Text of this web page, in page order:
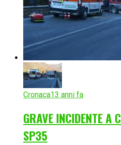
Cronaca13 anni fa
GRAVE INCIDENTE A
SP35